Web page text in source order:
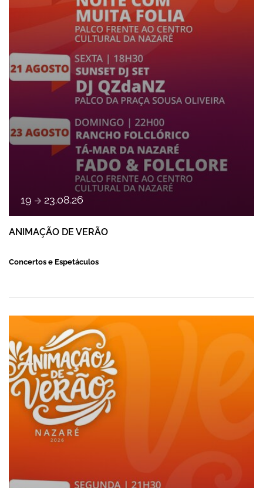
19 a 23.08.26
ANIMAÇÃO DE VERÃO
Concertos e Espetáculos
ANIMAÇÃO DE VERÃO